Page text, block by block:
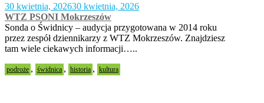
30 kwietnia, 202630 kwietnia, 2026
WTZ PSONI Mokrzeszów
Sonda o Świdnicy – audycja przygotowana w 2014 roku
przez zespół dziennikarzy z WTZ Mokrzeszów. Znajdziesz
tam wiele ciekawych informacji…..
podroże , świdnica , historia , kultura